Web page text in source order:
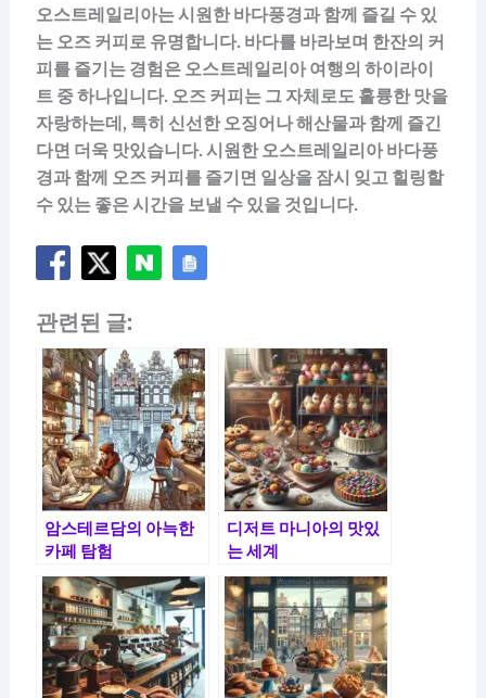
오스트레일리아는 시원한 바다풍경과 함께 즐길 수 있
는 오즈 커피로 유명합니다. 바다를 바라보며 한잔의 커
피를 즐기는 경험은 오스트레일리아 여행의 하이라이
트 중 하나입니다. 오즈 커피는 그 자체로도 훌륭한 맛을
자랑하는데, 특히 신선한 오징어나 해산물과 함께 즐긴
다면 더욱 맛있습니다. 시원한 오스트레일리아 바다풍
경과 함께 오즈 커피를 즐기면 일상을 잠시 잊고 힐링할
수 있는 좋은 시간을 보낼 수 있을 것입니다.
관련된 글:
암스테르담의 아늑한
카페 탐험
디저트 마니아의 맛있
는 세계